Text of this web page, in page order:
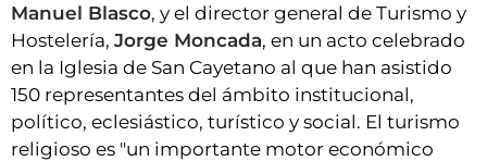
Manuel Blasco, y el director general de Turismo y
Hostelería, Jorge Moncada, en un acto celebrado
en la Iglesia de San Cayetano al que han asistido
150 representantes del ámbito institucional,
político, eclesiástico, turístico y social. El turismo
religioso es "un importante motor económico